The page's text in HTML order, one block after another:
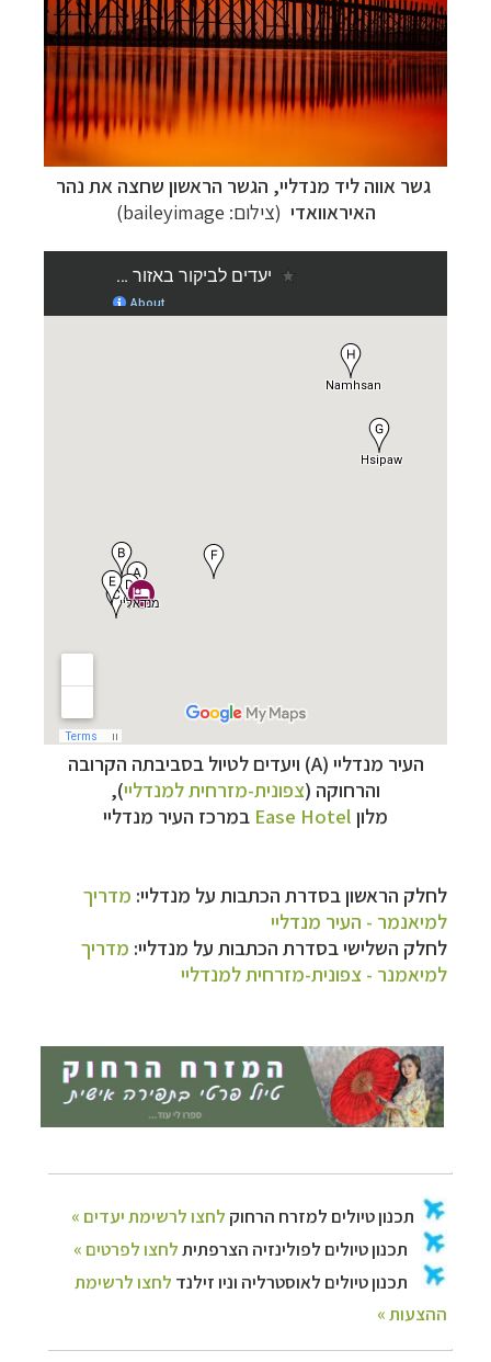
גשר אווה ליד מנדליי, הגשר הראשון שחצה את נהר
האיראוואדי (צילום: baileyimage)
העיר מנדליי (A) ויעדים לטיול בסביבתה הקרובה
והרחוקה (צפונית-מזרחית למנדליי),
מלון Ease Hotel במרכז העיר מנדליי
לחלק הראשוןבסדרת הכתבות על מנדליי: מדריך
למיאנמר - העיר מנדליי
לחלק השלישיבסדרת הכתבות על מנדליי: מדריך
למיאמנר - צפונית-מזרחית למנדליי
תכנון טיולים לפולינזיה הצרפתית
לחצו לפרטים »
תכנוןטיולים לאוסטרליה וניו זילנד
ההצעות »